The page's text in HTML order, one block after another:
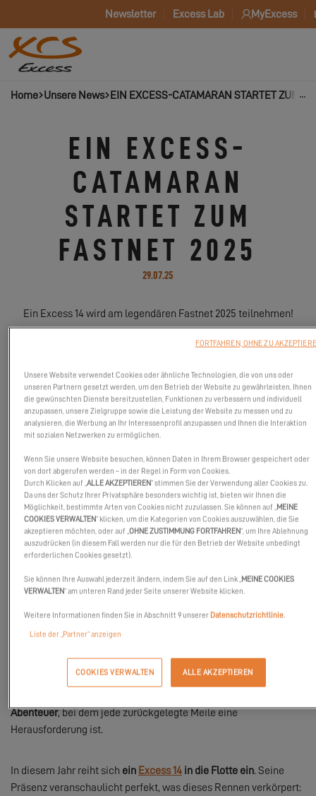
Newsletter Excess Lab MyExcess
Home Unsere News EIN EXCESS-CATAMARAN STARTET ZUM
EIN EXCESS-
CATAMARAN
STARTET ZUM
FASTNET 2025
29.07.25
Ein Excess 14 wird am legendären Fastnet 2025 teilnehmen!
Es gibt Rennen, die das Leben eines Seglers prägen. Das
Küsten entlang zu segeln, den Launen des Nordatlantiks zu
trotzen, den ikonischen Fastnet Rock zu umrunden... Diese
Abenteuer, bei dem jede zurückgelegte Meile eine
Herausforderung ist.
In diesem Jahr reiht sich ein Excess 14 in die Flotte ein. Seine
Präsenz veranschaulicht perfekt, was dieses Rennen verkörpert:
Unsere Website verwendet Cookies oder ähnliche Technologien, die von uns oder
unseren Partnern gesetzt werden, um den Betrieb der Website zu gewährleisten, Ihnen
die gewünschten Dienste bereitzustellen, Funktionen zu verbessern und individuell
anzupassen, unsere Zielgruppe sowie die Leistung der Website zu messen und zu
analysieren, die Werbung an Ihr Interessenprofil anzupassen und Ihnen die Interaktion
mit sozialen Netzwerken zu ermöglichen.
Wenn Sie unsere Website besuchen, können Daten in Ihrem Browser gespeichert oder
von dort abgerufen werden – in der Regel in Form von Cookies.
Durch Klicken auf „ALLE AKZEPTIEREN“ stimmen Sie der Verwendung aller Cookies zu.
Da uns der Schutz Ihrer Privatsphäre besonders wichtig ist, bieten wir Ihnen die
Möglichkeit, bestimmte Arten von Cookies nicht zuzulassen. Sie können auf „ MEINE
COOKIES VERWALTEN“ klicken, um die Kategorien von Cookies auszuwählen, die Sie
akzeptieren möchten, oder auf „OHNE ZUSTIMMUNG FORTFAHREN“, um Ihre Ablehnung
auszudrücken (in diesem Fall werden nur die für den Betrieb der Website unbedingt
erforderlichen Cookies gesetzt).
Sie können Ihre Auswahl jederzeit ändern, indem Sie auf den Link „ MEINE COOKIES
VERWALTEN“ am unteren Rand jeder Seite unserer Website klicken.
Weitere Informationen finden Sie in Abschnitt 9 unserer Datenschutzrichtlinie
Liste der „Partner“ anzeigen
COOKIES VERWALTEN ALLE AKZEPTIEREN
FORTFAHREN, OHNE ZU